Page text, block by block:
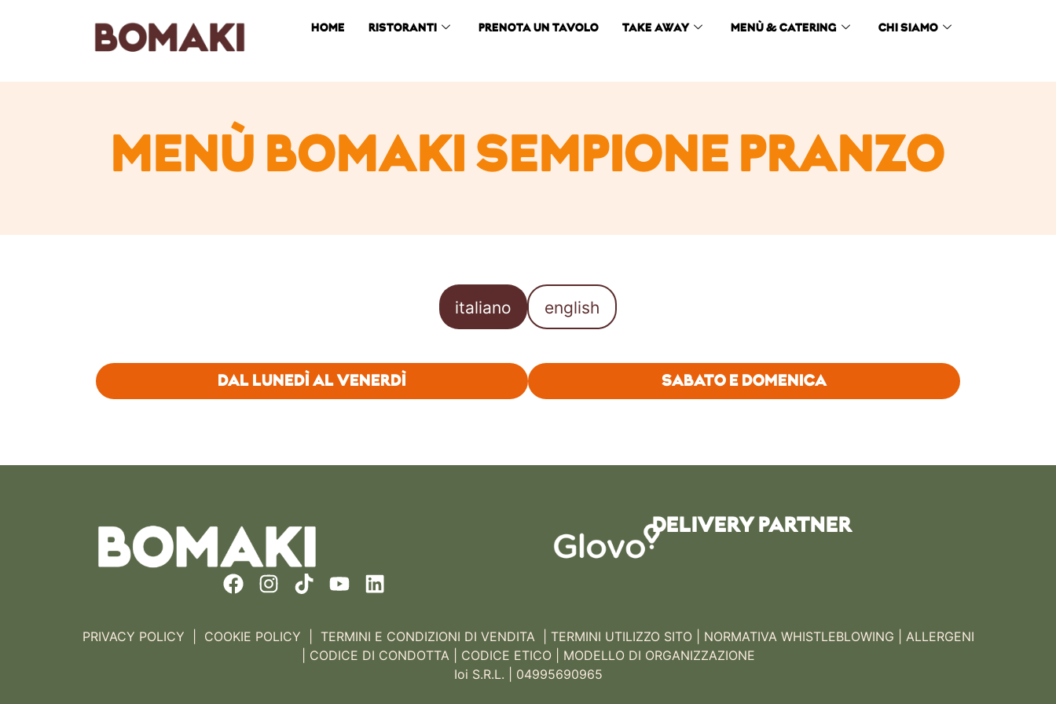
HOME RISTORANTI PRENOTA UN TAVOLO TAKE AWAY MENÙ & CATERING CHI SIAMO
MENÙ BOMAKI SEMPIONE PRANZO
italiano english
DAL LUNEDÌ AL VENERDÌ SABATO E DOMENICA
DELIVERY PARTNER
PRIVACY POLICY COOKIE POLICY TERMINI E CONDIZIONI DI VENDITA | TERMINI UTILIZZO SITO | NORMATIVA WHISTLEBLOWING
ALLERGENI
CODICE DI CONDOTTA| CODICE ETICO
MODELLO DI ORGANIZZAZIONE
Ioi S.R.L. | 04995690965